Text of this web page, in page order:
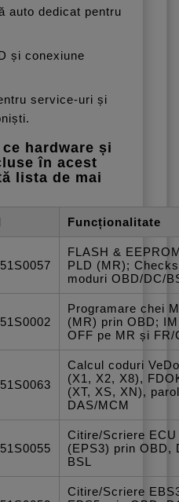
auto dedicat pentru
și conexiune
service-uri și
hardware și
în acest
lista de mai
Funcționalitate
FLASH &
PLD (MR);
moduri OBD/DC/
Programare chei
(MR) prin OBD;
OFF pe MR și FR/
Calcul coduri
(X1, X2, X8),
(XT, XS, XN),
DAS/MCM
Citire/Scriere
(EPS3) prin OBD,
BSL
Citire/Scriere